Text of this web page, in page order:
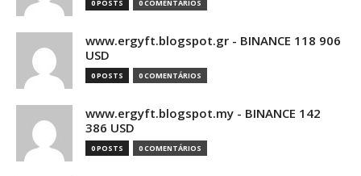
0 POSTS 0 COMENTÁRIOS
www.ergyft.blogspot.gr - BINANCE 118 906
USD
0 POSTS 0 COMENTÁRIOS
www.ergyft.blogspot.my - BINANCE 142
386 USD
0 POSTS 0 COMENTÁRIOS